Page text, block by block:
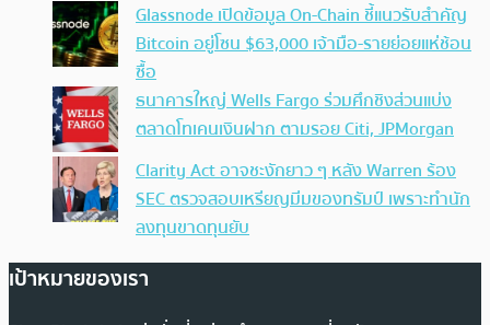
Glassnode เปิดข้อมูล On-Chain ชี้แนวรับสำคัญ
Bitcoin อยู่โซน $63,000 เจ้ามือ-รายย่อยแห่ช้อน
ซื้อ
ธนาคารใหญ่ Wells Fargo ร่วมศึกชิงส่วนแบ่ง
ตลาดโทเคนเงินฝาก ตามรอย Citi, JPMorgan
Clarity Act อาจชะงักยาว ๆ หลัง Warren ร้อง
SEC ตรวจสอบเหรียญมีมของทรัมป์ เพราะทำนัก
ลงทุนขาดทุนยับ
เป้าหมายของเรา